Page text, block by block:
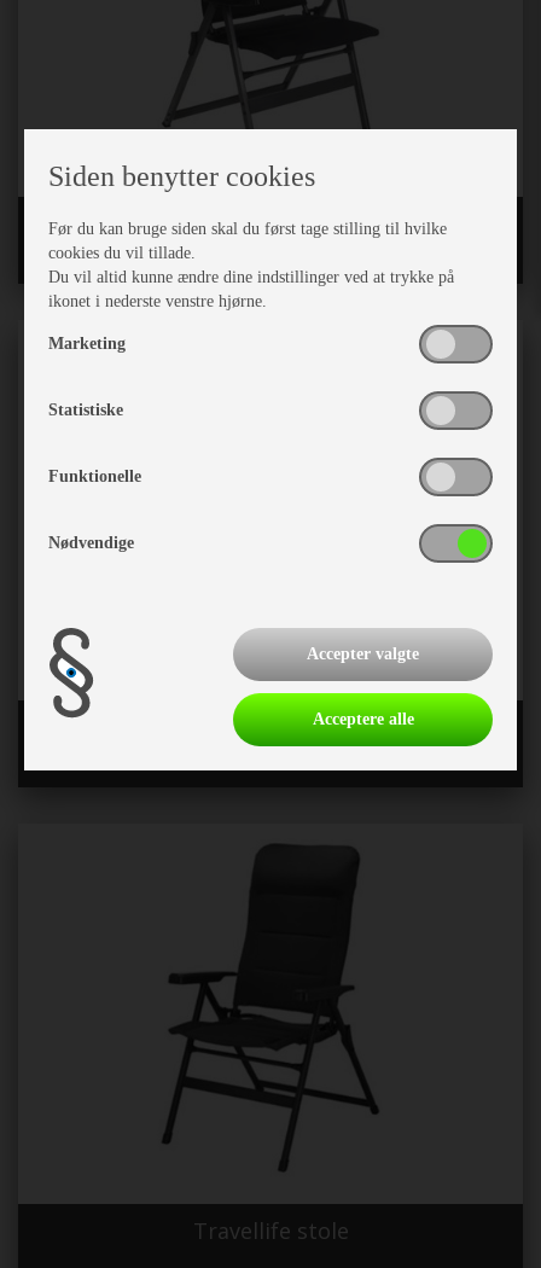
WeCamp stole
Westfield stole
Travellife stole
Siden benytter cookies
Før du kan bruge siden skal du først tage stilling til hvilke
cookies du vil tillade.
Du vil altid kunne ændre dine indstillinger ved at trykke på
ikonet i nederste venstre hjørne.
Marketing
Statistiske
Funktionelle
Nødvendige
Accepter valgte
Acceptere alle